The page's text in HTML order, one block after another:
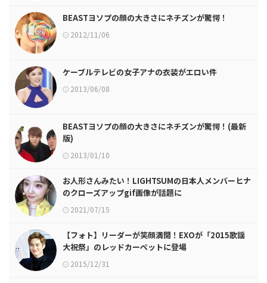
BEASTヨソプの顔の大きさにネチズンが驚愕！
2012/11/06
ケーブルテレビの女子アナの衣装がエロい件
2013/06/08
BEASTヨソプの顔の大きさにネチズンが驚愕！(最新
版)
2013/01/10
お人形さんみたい！LIGHTSUMの日本人メンバーヒナ
のクローズアップgif画像が話題に
2021/07/15
【フォト】リーダーが笑顔満開！EXOが「2015歌謡
大祝祭」のレッドカーペットに登場
2015/12/31